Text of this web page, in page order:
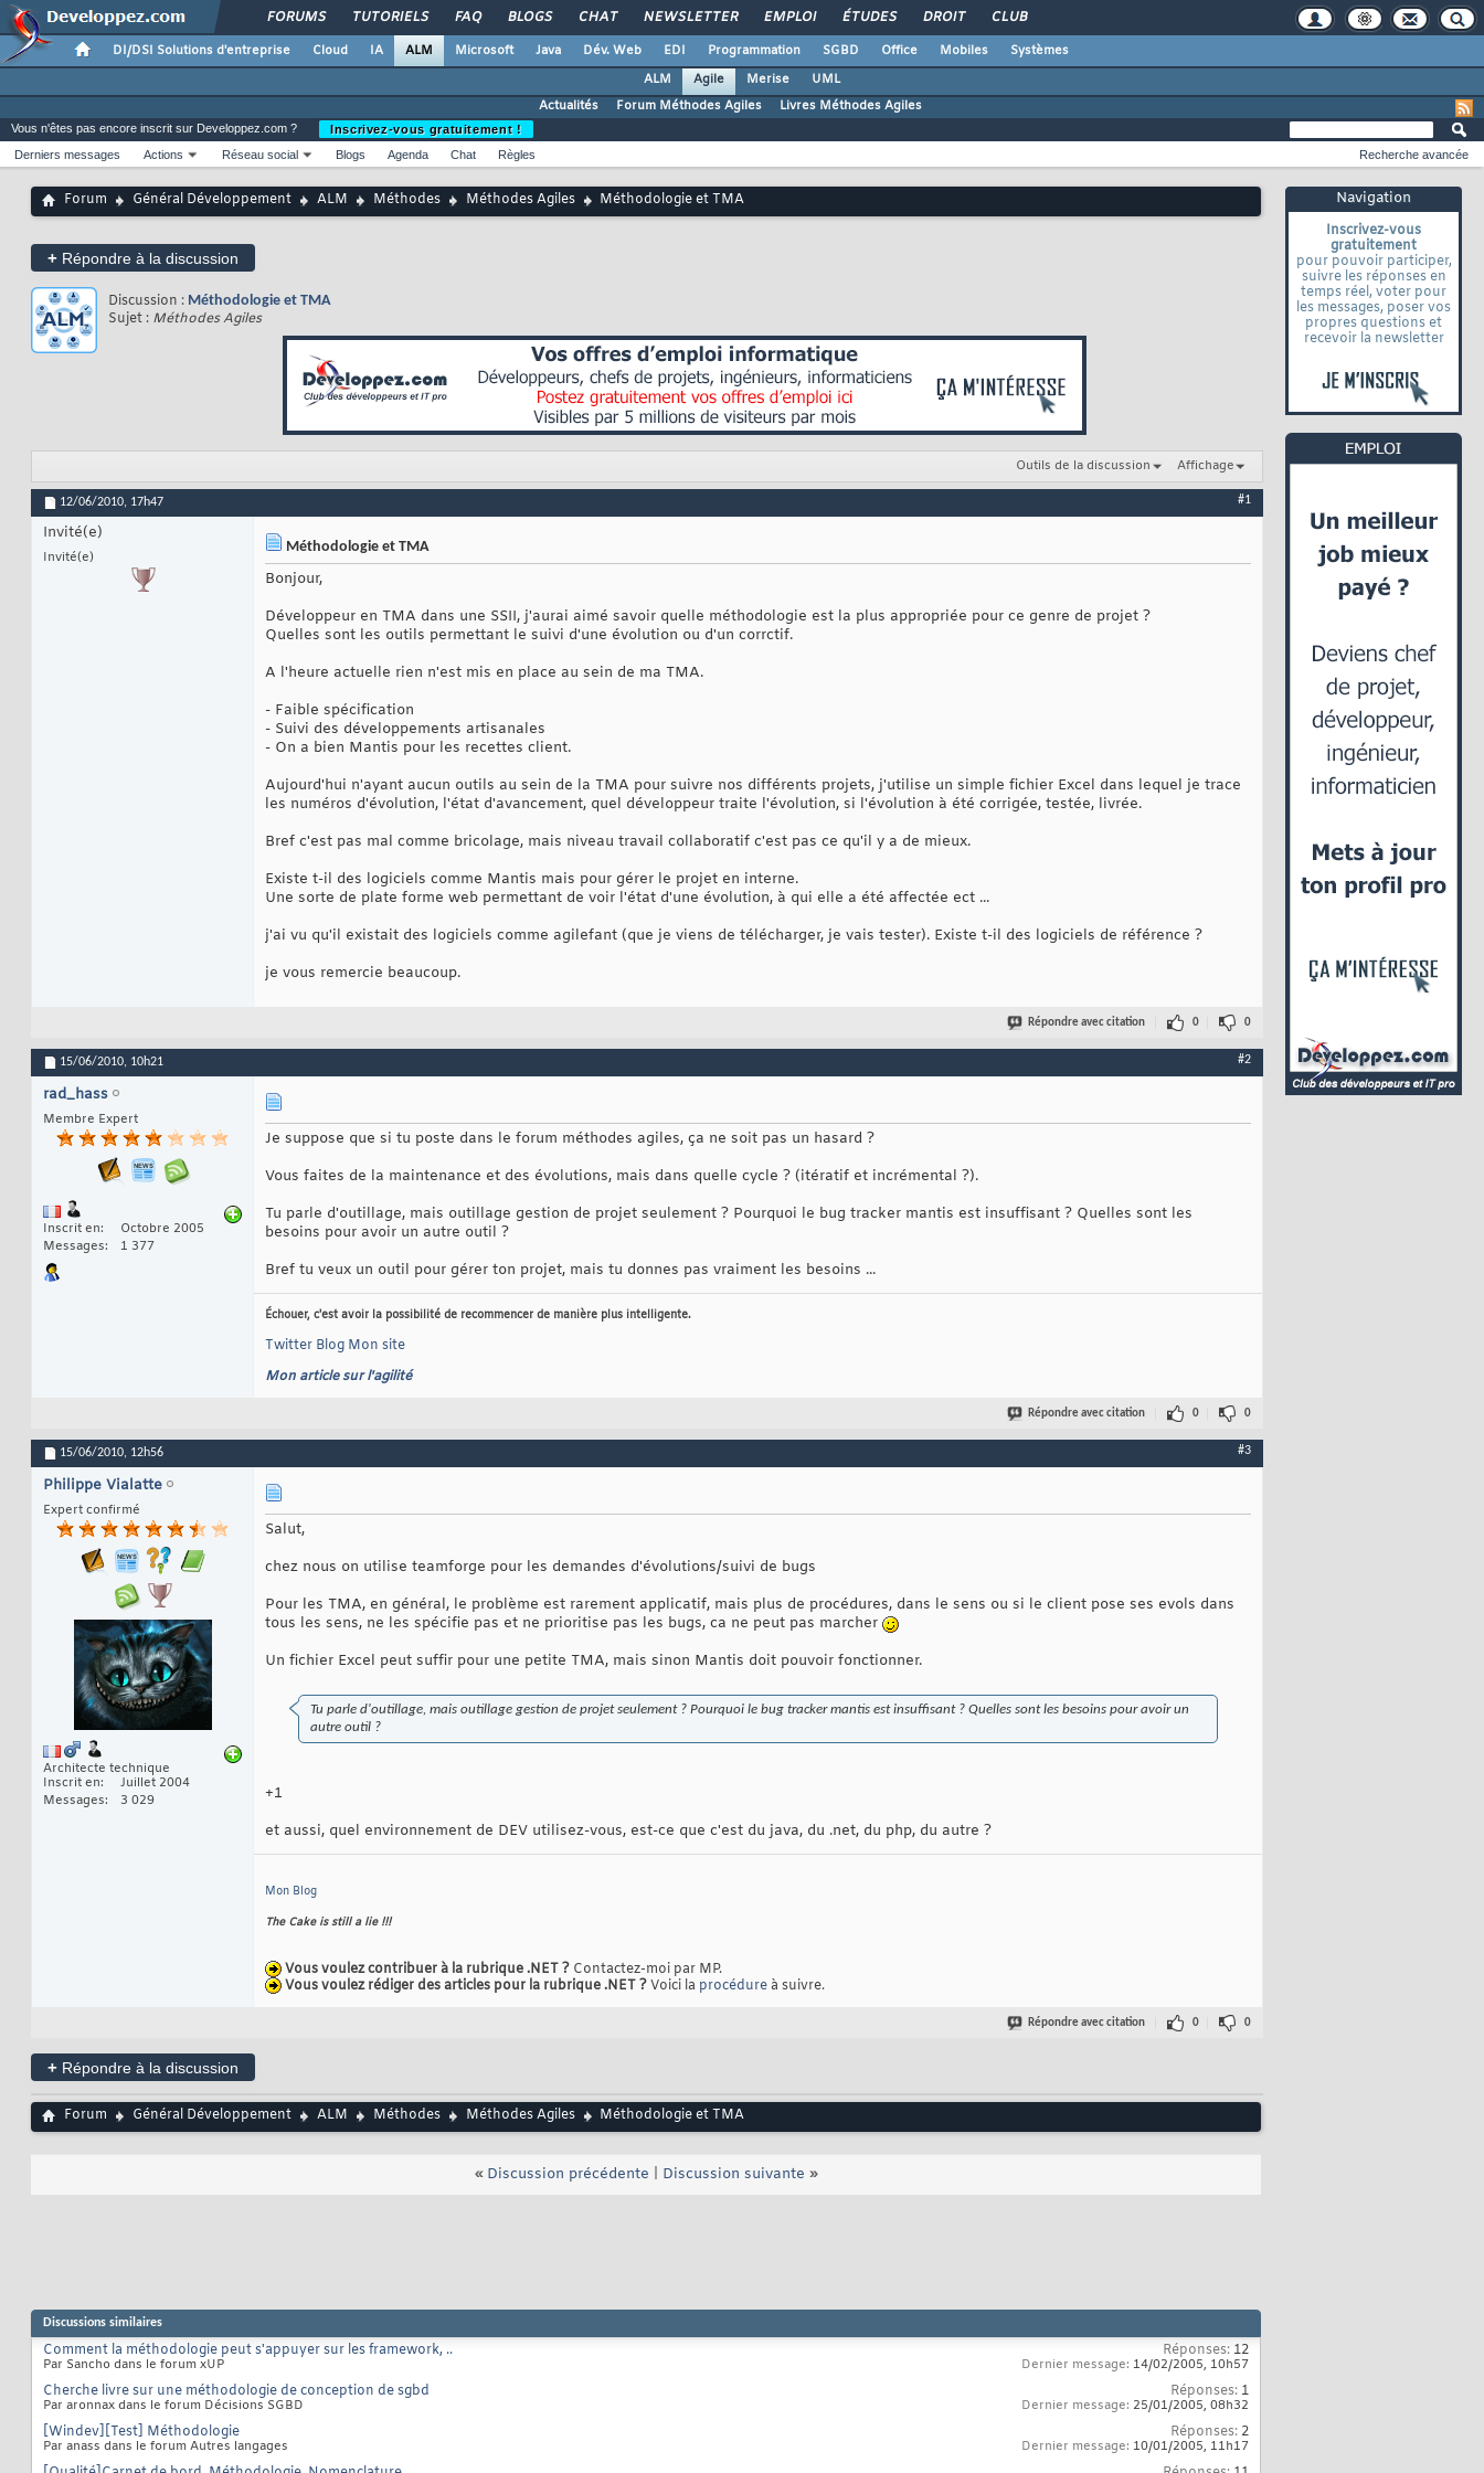
FORUMS TUTORIELS FAQ BLOGS CHAT NEWSLETTER EMPLOI ÉTUDES DROIT CLUB
DI/DSI Solutions d'entreprise Cloud IA ALM Microsoft Java Dév. Web EDI Programmation SGBD Office Mobiles
Systèmes
ALM
Agile Merise
UML
Actualités
Forum Méthodes Agiles Livres Méthodes Agiles
Navigation
Inscrivez-vous
gratuitement
pour pouvoir participer,
suivre les réponses en
temps réel, voter pour
les messages, poser vos
propres questions et
recevoir la newsletter
Vous n'êtes pas encore inscrit sur Developpez.com ?
Inscrivez-vous gratuitement !
Derniers messages
Actions Réseau social Blogs Agenda Chat Règles Recherche avancée
Forum Général Développement ALM Méthodes Méthodes Agiles Méthodologie et TMA
+ Répondre à la discussion
Discussion : Méthodologie et TMA
Sujet : Méthodes Agiles
Outils de la discussion Affichage
12/06/2010, 17h47 #1
Invité(e)
Invité(e)
Méthodologie et TMA
Bonjour,
Développeur en TMA dans une SSII, j'aurai aimé savoir quelle méthodologie est la plus appropriée pour ce genre de projet ?
Quelles sont les outils permettant le suivi d'une évolution ou d'un corrctif.
A l'heure actuelle rien n'est mis en place au sein de ma TMA.
- Faible spécification
- Suivi des développements artisanales
- On a bien Mantis pour les recettes client.
Aujourd'hui n'ayant aucun outils au sein de la TMA pour suivre nos différents projets, j'utilise un simple fichier Excel dans lequel je trace
les numéros d'évolution, l'état d'avancement, quel développeur traite l'évolution, si l'évolution à été corrigée, testée, livrée.
Bref c'est pas mal comme bricolage, mais niveau travail collaboratif c'est pas ce qu'il y a de mieux.
Existe t-il des logiciels comme Mantis mais pour gérer le projet en interne.
Une sorte de plate forme web permettant de voir l'état d'une évolution, à qui elle a été affectée ect ...
j'ai vu qu'il existait des logiciels comme agilefant (que je viens de télécharger, je vais tester). Existe t-il des logiciels de référence ?
je vous remercie beaucoup.
Répondre avec citation 0 0
15/06/2010, 10h21 #2
rad_hass
Membre Expert
Inscrit en
Octobre 2005
Messages
1 377
Je suppose que si tu poste dans le forum méthodes agiles, ça ne soit pas un hasard ?
Vous faites de la maintenance et des évolutions, mais dans quelle cycle ? (itératif et incrémental ?).
Tu parle d'outillage, mais outillage gestion de projet seulement ? Pourquoi le bug tracker mantis est insuffisant ? Quelles sont les
besoins pour avoir un autre outil ?
Bref tu veux un outil pour gérer ton projet, mais tu donnes pas vraiment les besoins ...
Échouer, c'est avoir la possibilité de recommencer de manière plus intelligente.
Twitter Blog Mon site
Mon article sur l'agilité
Répondre avec citation 0 0
15/06/2010, 12h56 #3
Philippe Vialatte
Expert confirmé
Architecte technique
Inscrit en
Juillet 2004
Messages
3 029
Salut,
chez nous on utilise teamforge pour les demandes d'évolutions/suivi de bugs
Pour les TMA, en général, le problème est rarement applicatif, mais plus de procédures, dans le sens ou si le client pose ses evols dans
tous les sens, ne les spécifie pas et ne prioritise pas les bugs, ca ne peut pas marcher
Un fichier Excel peut suffir pour une petite TMA, mais sinon Mantis doit pouvoir fonctionner.
Tu parle d'outillage, mais outillage gestion de projet seulement ? Pourquoi le bug tracker mantis est insuffisant ? Quelles sont les besoins pour avoir un
autre outil ?
+1
et aussi, quel environnement de DEV utilisez-vous, est-ce que c'est du java, du .net, du php, du autre ?
Mon Blog
The Cake is still a lie !!!
Vous voulez contribuer à la rubrique .NET ? Contactez-moi par MP.
Vous voulez rédiger des articles pour la rubrique .NET ?Voici la procédureà suivre.
Répondre avec citation 0 0
+ Répondre à la discussion
Forum Général Développement ALM Méthodes Méthodes Agiles Méthodologie et TMA
« Discussion précédente Discussion suivante »
Discussions similaires
Comment la méthodologie peut s'appuyer sur les framework, ..
Par Sancho dans le forum xUP
Réponses: 12
Dernier message: 14/02/2005, 10h57
Cherche livre sur une méthodologie de conception de sgbd
Par aronnax dans le forum Décisions SGBD
Réponses: 1
Dernier message: 25/01/2005, 08h32
[Windev][Test] Méthodologie
Par anass dans le forum Autres langages
Réponses: 2
Dernier message: 10/01/2005, 11h17